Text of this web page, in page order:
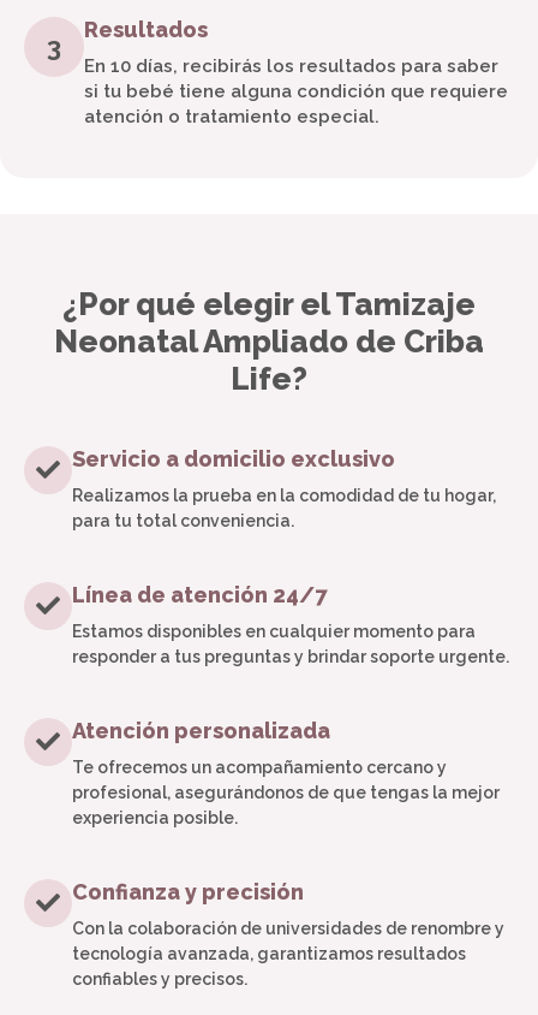
3
Resultados
En 10 días, recibirás los resultados para saber
si tu bebé tiene alguna condición que requiere
atención o tratamiento especial.
¿Por qué elegir el Tamizaje
Neonatal Ampliado de Criba
Life?
Servicio a domicilio exclusivo
Realizamos la prueba en la comodidad de tu hogar,
para tu total conveniencia.
Línea de atención 24/7
Estamos disponibles en cualquier momento para
responder a tus preguntas y brindar soporte urgente.
Atención personalizada
Te ofrecemos un acompañamiento cercano y
profesional, asegurándonos de que tengas la mejor
experiencia posible.
Confianza y precisión
Con la colaboración de universidades de renombre y
tecnología avanzada, garantizamos resultados
confiables y precisos.